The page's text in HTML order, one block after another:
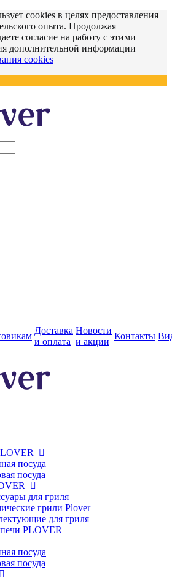
cookies в целях предоставления
опыта. Продолжая
согласие на работу с этими
дополнительной информации
cookies
Доставка
и оплата
Новости
и акции
Контакты
посуда
посуда
для гриля
грили Plover
для гриля
PLOVER
посуда
посуда